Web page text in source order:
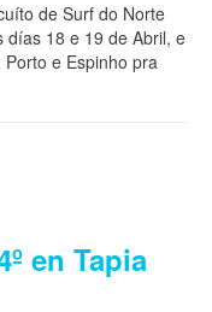
de Surf do Norte
días 18 e 19 de Abril, e
e Espinho pra
en Tapia